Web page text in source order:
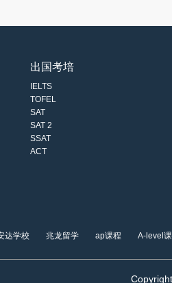
出国考培
IELTS
TOFEL
SAT
SAT 2
SSAT
ACT
达学校 兆龙留学 ap课程 A-level